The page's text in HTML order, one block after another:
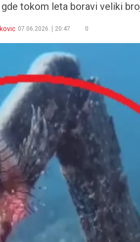
tokom leta boravi veliki
07.06.2026. 20:47 0